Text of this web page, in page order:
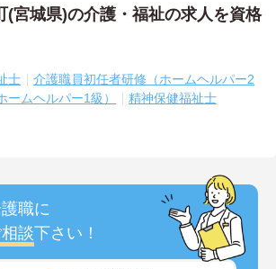
(宮城県)の介護・福祉の求人を資格
士
介護職員初任者研修（ホームヘルパー2
ームヘルパー1級） 精神保健福祉士
職に
談下さい！